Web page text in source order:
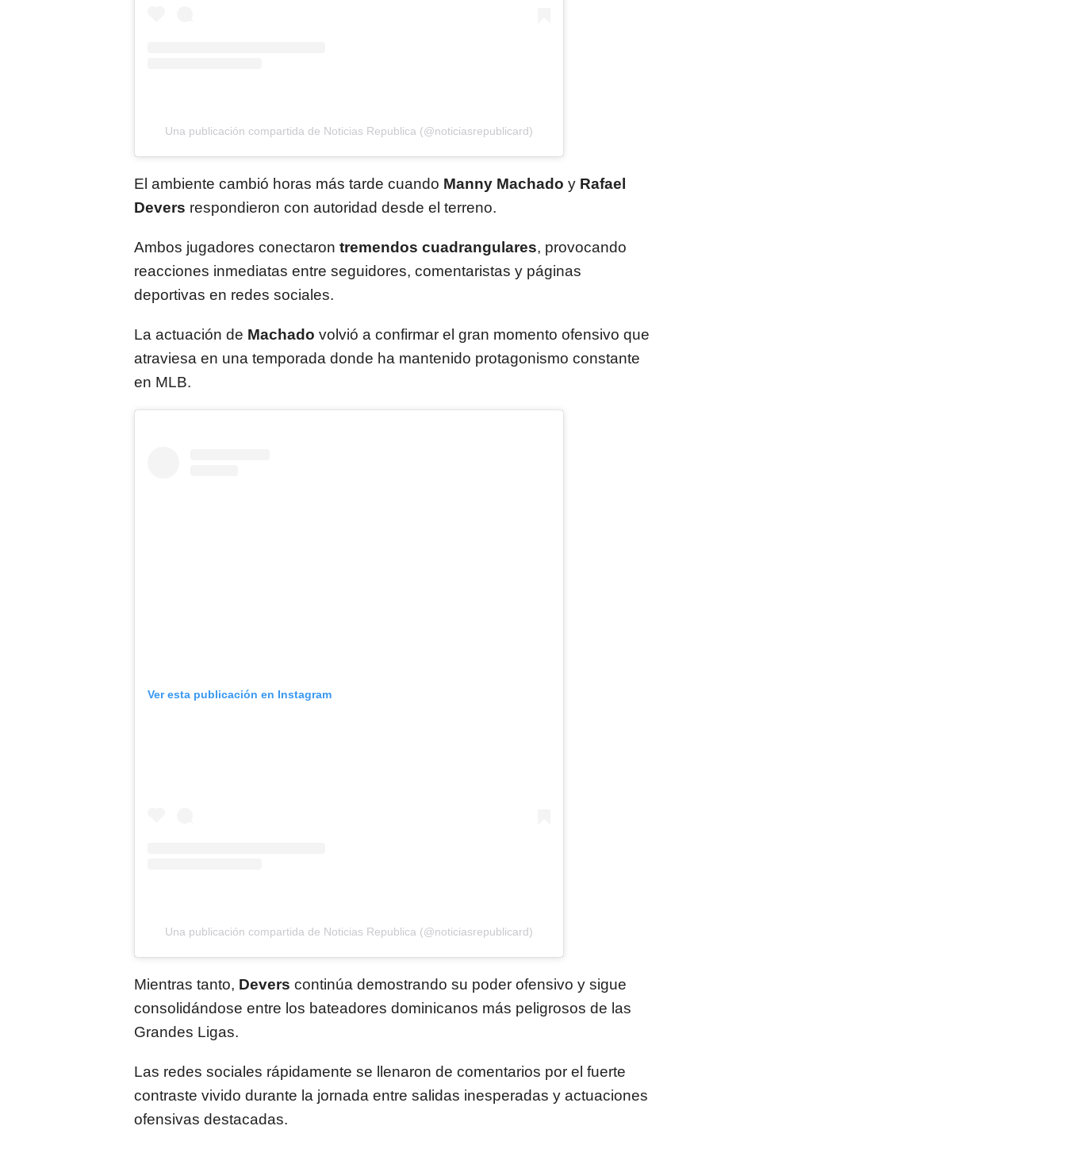
Una publicación compartida de Noticias Republica (@noticiasrepublicard)
El ambiente cambió horas más tarde cuando Manny Machado y Rafael
Devers respondieron con autoridad desde el terreno.
Ambos jugadores conectaron tremendos cuadrangulares, provocando
reacciones inmediatas entre seguidores, comentaristas y páginas
deportivas en redes sociales.
La actuación de Machado volvió a confirmar el gran momento ofensivo que
atraviesa en una temporada donde ha mantenido protagonismo constante
en MLB.
Ver esta publicación en Instagram
Una publicación compartida de Noticias Republica (@noticiasrepublicard)
Mientras tanto, Devers continúa demostrando su poder ofensivo y sigue
consolidándose entre los bateadores dominicanos más peligrosos de las
Grandes Ligas.
Las redes sociales rápidamente se llenaron de comentarios por el fuerte
contraste vivido durante la jornada entre salidas inesperadas y actuaciones
ofensivas destacadas.